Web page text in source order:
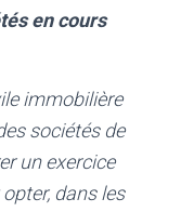
en cours
immobilière
sociétés de
un exercice
dans les